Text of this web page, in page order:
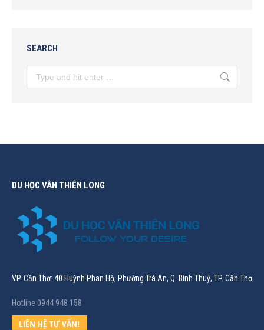
SEARCH
DU HỌC VÂN THIÊN LONG
VP. Cần Thơ: 40 Huỳnh Phan Hộ, Phường Trà An, Q. Bình Thuỷ, TP. Cần Thơ
Hotline 0944 948 158
LIÊN HỆ TƯ VẤN!